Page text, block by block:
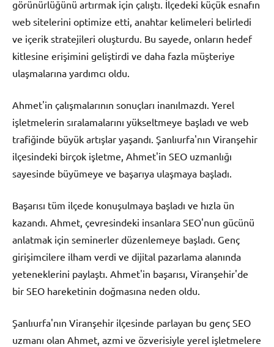
görünürlüğünü artırmak için çalıştı. İlçedeki küçük esnafın
web sitelerini optimize etti, anahtar kelimeleri belirledi
ve içerik stratejileri oluşturdu. Bu sayede, onların hedef
kitlesine erişimini geliştirdi ve daha fazla müşteriye
ulaşmalarına yardımcı oldu.
Ahmet'in çalışmalarının sonuçları inanılmazdı. Yerel
işletmelerin sıralamalarını yükseltmeye başladı ve web
trafiğinde büyük artışlar yaşandı. Şanlıurfa'nın Viranşehir
ilçesindeki birçok işletme, Ahmet'in SEO uzmanlığı
sayesinde büyümeye ve başarıya ulaşmaya başladı.
Başarısı tüm ilçede konuşulmaya başladı ve hızla ün
kazandı. Ahmet, çevresindeki insanlara SEO'nun gücünü
anlatmak için seminerler düzenlemeye başladı. Genç
girişimcilere ilham verdi ve dijital pazarlama alanında
yeteneklerini paylaştı. Ahmet'in başarısı, Viranşehir'de
bir SEO hareketinin doğmasına neden oldu.
Şanlıurfa'nın Viranşehir ilçesinde parlayan bu genç SEO
uzmanı olan Ahmet, azmi ve özverisiyle yerel işletmelere